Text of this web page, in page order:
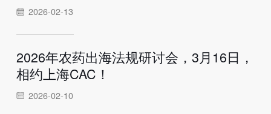
2026-02-13
2026年农药出海法规研讨会，3月16日，
相约上海CAC！
2026-02-10